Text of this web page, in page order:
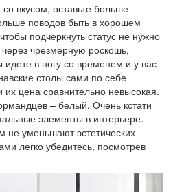
вкусом, оставьте больше
поводов быть в хорошем
подчеркнуть статус не нужно
чрезмерную роскошь,
идете в ногу со временем и у вас
столы сами по себе
их цена сравнительно невысокая.
– белый. Очень кстати
элементы в интерьере.
не уменьшают эстетических
легко убедитесь, посмотрев